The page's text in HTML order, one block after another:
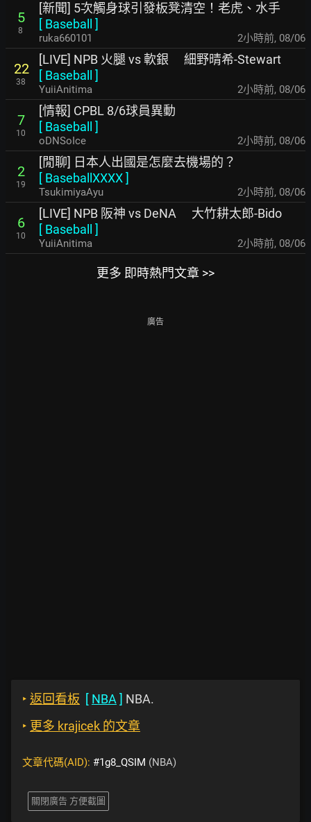
5
8
[新聞] 5次觸身球引發板凳清空！老虎、水手
[ Baseball ]
ruka660101 2小時前, 08/06
22
38
[LIVE] NPB 火腿 vs 軟銀 細野晴希-Stewart
[ Baseball ]
YuiiAnitima 2小時前, 08/06
7
10
[情報] CPBL 8/6球員異動
[ Baseball ]
oDNSoIce 2小時前, 08/06
2
19
[閒聊] 日本人出國是怎麼去機場的？
[ BaseballXXXX]
TsukimiyaAyu 2小時前, 08/06
6
10
[LIVE] NPB 阪神 vs DeNA 大竹耕太郎-Bido
[ Baseball ]
YuiiAnitima 2小時前, 08/06
更多 即時熱門文章 >>
廣告
‣ 返回看板 [ NBA ] NBA.
‣ 更多 krajicek 的文章
文章代碼(AID): #1g8_QSIM (NBA)
關閉廣告 方便截圖